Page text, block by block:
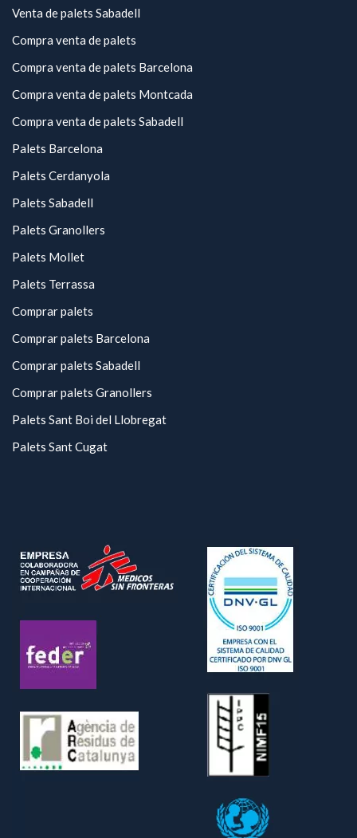
Venta de palets Sabadell
Compra venta de palets
Compra venta de palets Barcelona
Compra venta de palets Montcada
Compra venta de palets Sabadell
Palets Barcelona
Palets Cerdanyola
Palets Sabadell
Palets Granollers
Palets Mollet
Palets Terrassa
Comprar palets
Comprar palets Barcelona
Comprar palets Sabadell
Comprar palets Granollers
Palets Sant Boi del Llobregat
Palets Sant Cugat